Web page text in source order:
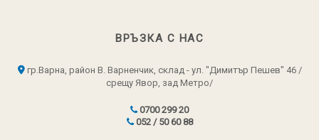
ВРЪЗКА С НАС
гр.Варна, район В. Варненчик, склад - ул. "Димитър Пешев" 46 /
срещу Явор, зад Метро/
0700 299 20
052 / 50 60 88